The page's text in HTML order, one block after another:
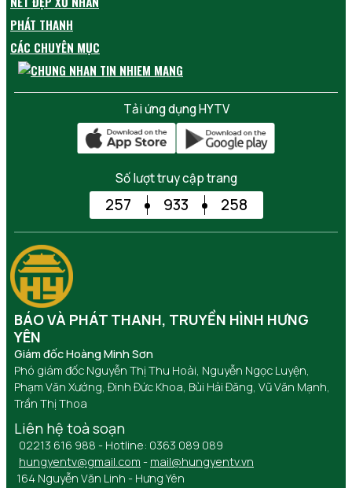
PHÁT THANH
CÁC CHUYÊN MỤC
Tải ứng dụng HYTV
Số lượt truy cập trang
257 933 258
BÁO VÀ PHÁT THANH, TRUYỀN HÌNH HƯNG
YÊN
Giám đốc Hoàng Minh Sơn
Phó giám đốc Nguyễn Thị Thu Hoài, Nguyễn Ngọc Luyện,
Phạm Văn Xướng, Đinh Đức Khoa, Bùi Hải Đăng, Vũ Văn Mạnh,
Trần Thị Thoa
Liên hệ toà soạn
02213 616 988 - Hotline: 0363 089 089
hungyentv@gmail.com - mail@hungyentv.vn
164 Nguyễn Văn Linh - Hưng Yên